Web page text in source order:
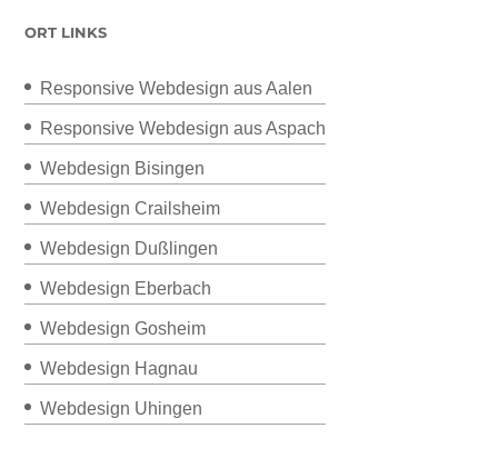
ORT LINKS
Responsive Webdesign aus Aalen
Responsive Webdesign aus Aspach
Webdesign Bisingen
Webdesign Crailsheim
Webdesign Dußlingen
Webdesign Eberbach
Webdesign Gosheim
Webdesign Hagnau
Webdesign Uhingen